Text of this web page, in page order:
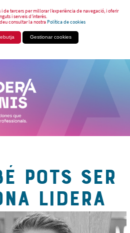
de tercers per millorar l’experiència de navegació, i oferir
i serveis d’interès.
consultar la nostraPolítica de cookies
Gestionar cookies
POTS SER
LIDERA